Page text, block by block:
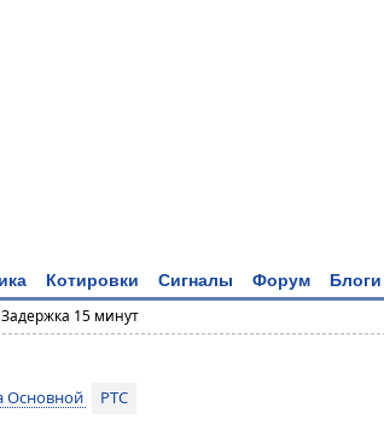
Котировки Сигналы Форум Блоги
15 минут
Основной
РТС